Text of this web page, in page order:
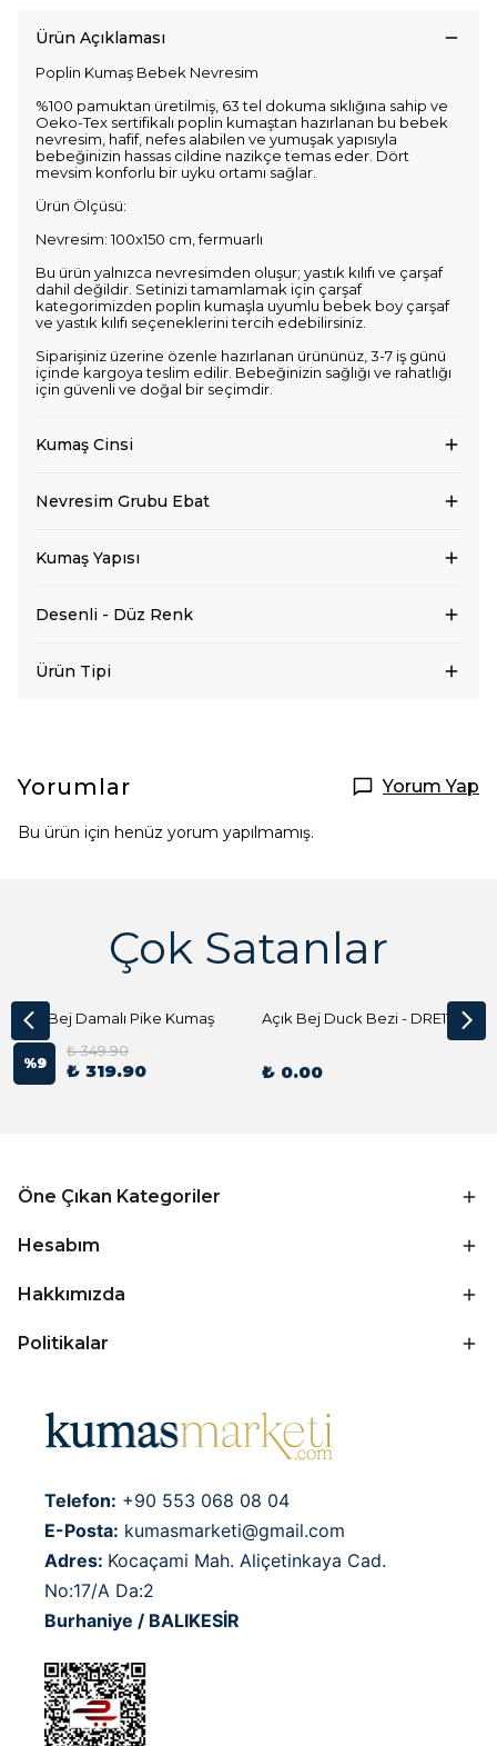
Ürün Açıklaması
Poplin Kumaş Bebek Nevresim
%100 pamuktan üretilmiş, 63 tel dokuma sıklığına sahip ve
Oeko-Tex sertifikalı poplin kumaştan hazırlanan bu bebek
nevresim, hafif, nefes alabilen ve yumuşak yapısıyla
bebeğinizin hassas cildine nazikçe temas eder. Dört
mevsim konforlu bir uyku ortamı sağlar.
Ürün Ölçüsü:
Nevresim: 100x150 cm, fermuarlı
Bu ürün yalnızca nevresimden oluşur; yastık kılıfı ve çarşaf
dahil değildir. Setinizi tamamlamak için çarşaf
kategorimizden poplin kumaşla uyumlu bebek boy çarşaf
ve yastık kılıfı seçeneklerini tercih edebilirsiniz.
Siparişiniz üzerine özenle hazırlanan ürününüz, 3-7 iş günü
içinde kargoya teslim edilir. Bebeğinizin sağlığı ve rahatlığı
için güvenli ve doğal bir seçimdir.
Kumaş Cinsi
Nevresim Grubu Ebat
Kumaş Yapısı
Desenli - Düz Renk
Ürün Tipi
Yorumlar Yorum Yap
Bu ürün için henüz yorum yapılmamış.
Çok Satanlar
Açık Bej Damalı Pike Kumaş
%9
₺ 349.90
₺ 319.90
Açık Bej Duck Bezi - DRE1144 Kumaş Peçete
₺ 0.00
Öne Çıkan Kategoriler
Hesabım
Hakkımızda
Politikalar
Telefon: +90 553 068 08 04
E-Posta: kumasmarketi@gmail.com
Adres: Kocaçami Mah. Aliçetinkaya Cad.
No:17/A Da:2
Burhaniye / BALIKESİR